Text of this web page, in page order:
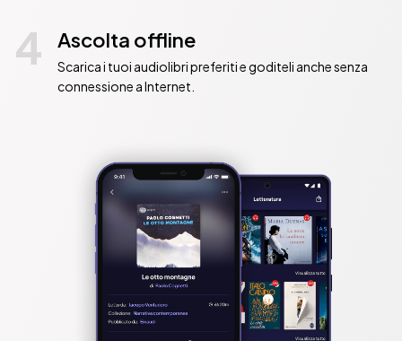
4 Ascolta offline
Scarica i tuoi audiolibri preferiti e goditeli anche senza
connessione a Internet.